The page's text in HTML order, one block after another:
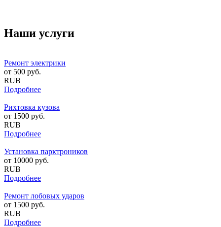
Наши услуги
Ремонт электрики
от 500 руб.
RUB
Подробнее
Рихтовка кузова
от 1500 руб.
RUB
Подробнее
Установка парктроников
от 10000 руб.
RUB
Подробнее
Ремонт лобовых ударов
от 1500 руб.
RUB
Подробнее